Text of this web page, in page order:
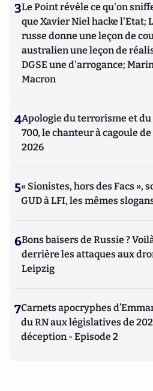
3Le Point révèle ce qu'on
que Xavier Niel hacke l'Etat;
russe donne une leçon de
australien une leçon de
DGSE une d'arrogance;
Macron
4Apologie du terrorisme et
700, le chanteur à cagoule de
2026
5« Sionistes, hors des Facs »,
GUD à LFI, les mêmes
6Bons baisers de Russie ?
derrière les attaques aux
Leipzig
7Carnets apocryphes
du RN aux législatives de
déception - Episode 2